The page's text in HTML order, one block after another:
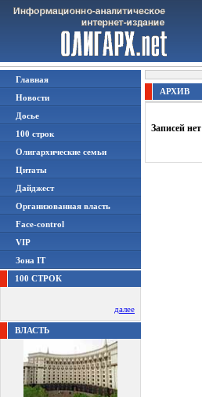
Главная
Новости
Досье
100 строк
Олигархические семьи
Цитаты
Дайджест
Организованная власть
Face-control
VIP
Зона IT
100 СТРОК
далее
ВЛАСТЬ
АРХИВ
Записей нет